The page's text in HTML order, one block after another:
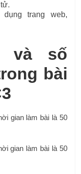
trang web,
và số
bài
gian làm bài là 50
gian làm bài là 50